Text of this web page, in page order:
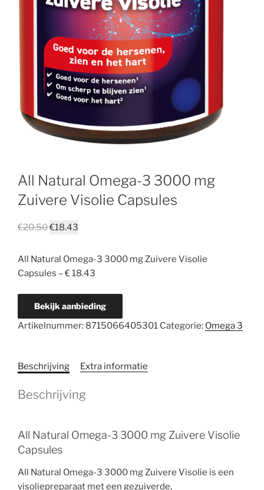
All Natural Omega-3 3000 mg
Zuivere Visolie Capsules
€20.50€18.43
All Natural Omega-3 3000 mg Zuivere Visolie
Capsules – € 18.43
Bekijk aanbieding
Artikelnummer: 8715066405301 Categorie: Omega 3
Beschrijving Extra informatie
Beschrijving
All Natural Omega-3 3000 mg Zuivere Visolie
Capsules
All Natural Omega-3 3000 mg Zuivere Visolie is een
visoliepreparaat met een gezuiverde,